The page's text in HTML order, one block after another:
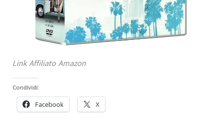
Link Affiliato Amazon
Condividi:
Facebook X